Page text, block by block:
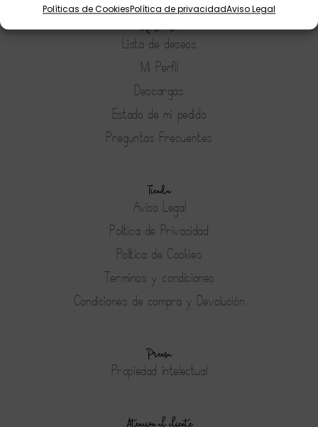
Políticas de CookiesPolítica de privacidadAviso Legal
Mi Cuenta
Lista de deseos
Mi Perfil
Descargas
Estado de mi pedido
Preguntas Frecuentes
Tienda
Aviso Legal
Política de Privacidad
Política de Cookies
Terminos y condiciones
Condiciones de compra y Devolución
Prensa
Propiedad intelectual
Atención al cliente